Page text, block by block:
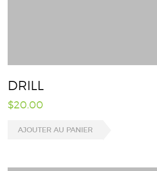
DRILL
$20.00
AJOUTER AU PANIER